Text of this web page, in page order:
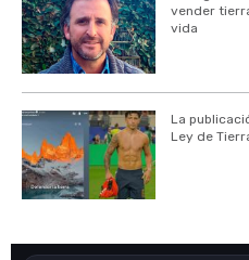
vender
vida
La
Ley de